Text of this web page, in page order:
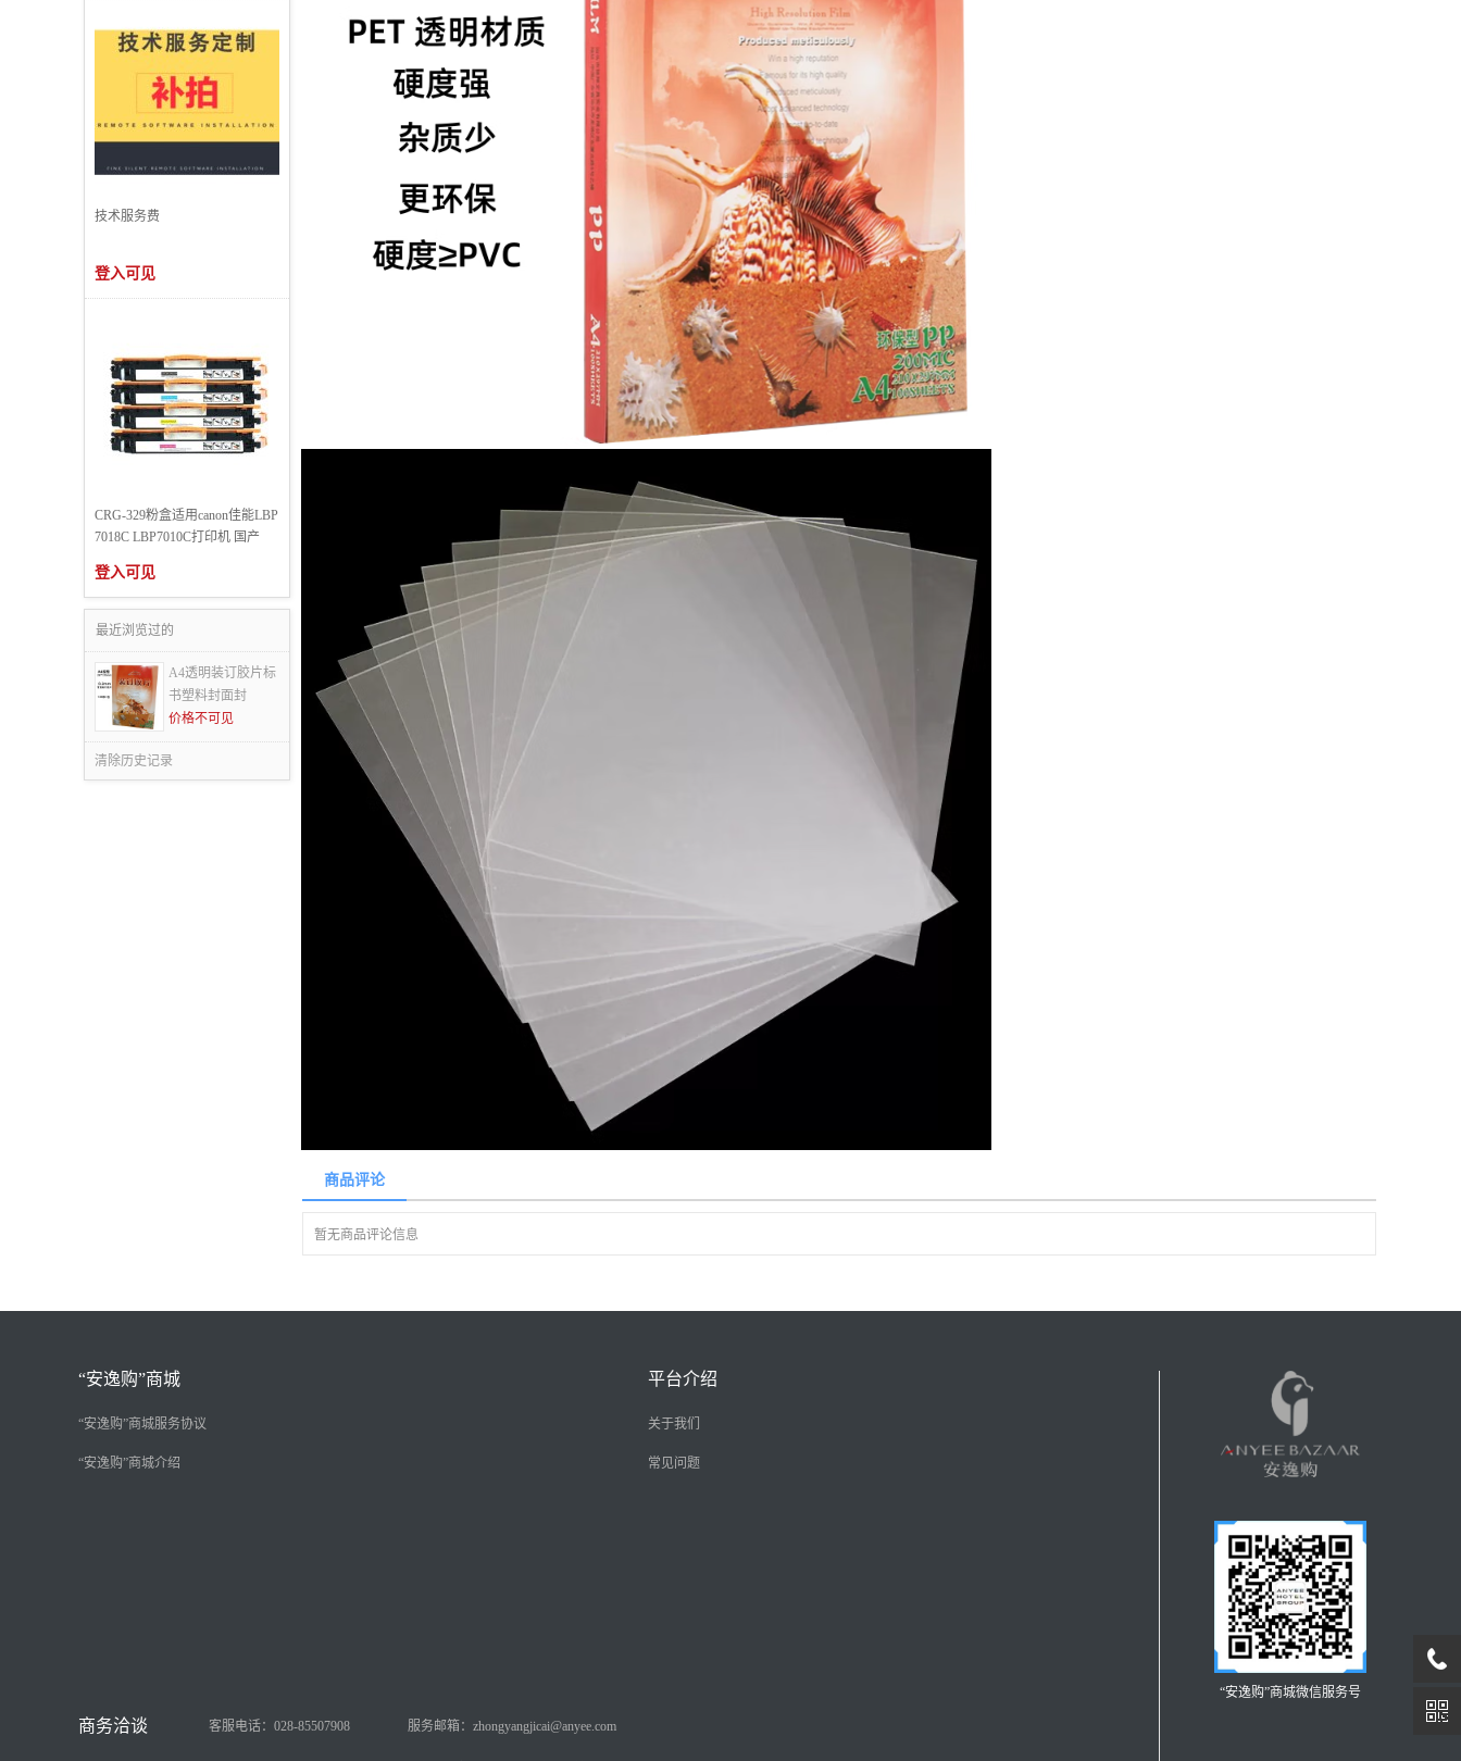
技术服务费
登入可见
CRG-329粉盒适用canon佳能LBP
7018C LBP7010C打印机 国产
登入可见
最近浏览过的
A4透明装订胶片标
书塑料封面封
价格不可见
清除历史记录
商品评论
暂无商品评论信息
“安逸购”商城
“安逸购”商城服务协议
“安逸购”商城介绍
平台介绍
关于我们
常见问题
“安逸购”商城微信服务号
客服电话：028-85507908 服务邮箱：zhongyangjicai@anyee.com